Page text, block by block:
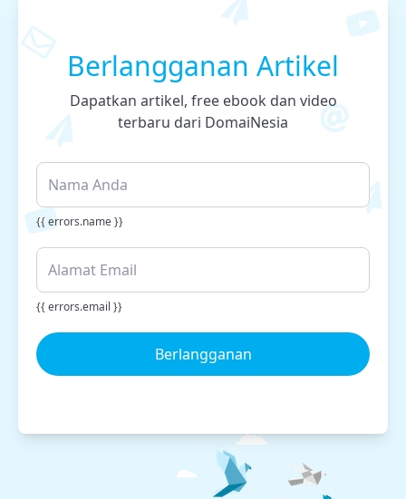
Berlangganan Artikel
Dapatkan artikel, free ebook dan video
terbaru dari DomaiNesia
{{ errors.name }}
{{ errors.email }}
Berlangganan